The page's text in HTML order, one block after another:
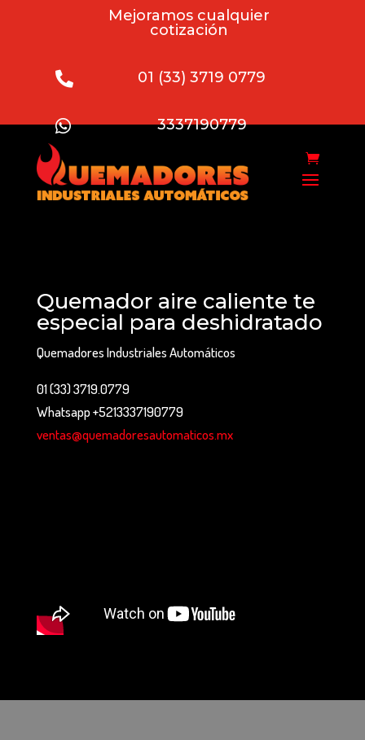
Mejoramos cualquier
cotización
 01 (33) 3719 0779
 3337190779
Quemador aire caliente te
especial para deshidratado
Quemadores Industriales Automáticos
01 (33) 3719.0779
Whatsapp +5213337190779
ventas@quemadoresautomaticos.mx